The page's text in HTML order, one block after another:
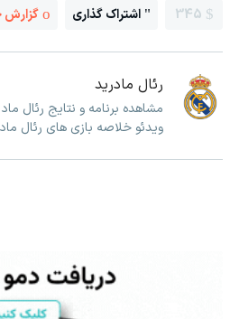
345 اشتراک گذاری گزارش
رئال مادرید
مشاهده برنامه و نتایج رئال
ویدئو خلاصه بازی های رئال